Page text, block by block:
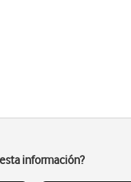
información?